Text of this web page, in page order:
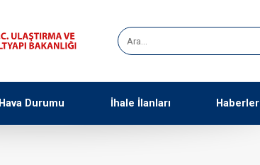
Hava Durumu İhale İlanları Haberler